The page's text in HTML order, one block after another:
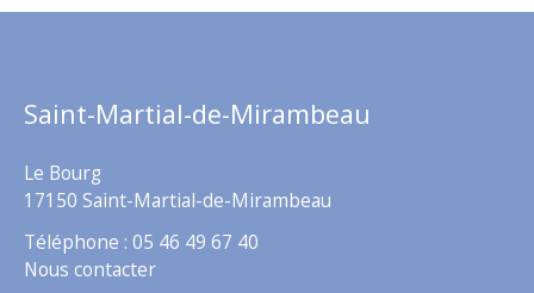
Saint-Martial-de-Mirambeau
Le Bourg
17150 Saint-Martial-de-Mirambeau
Téléphone : 05 46 49 67 40
Nous contacter